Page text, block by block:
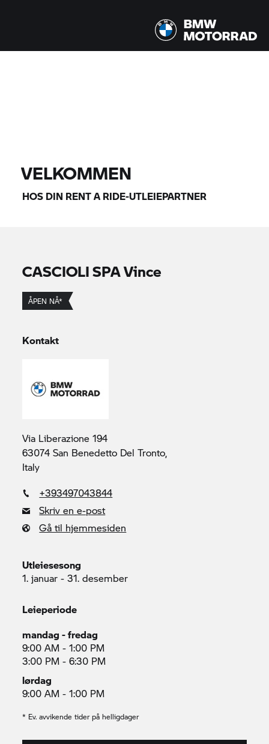
VELKOMMEN
HOS DIN RENT A RIDE-UTLEIEPARTNER
CASCIOLI SPA Vince
ÅPEN NÅ*
Kontakt
Via Liberazione 194
63074 San Benedetto Del Tronto,
Italy
+393497043844
Skriv en e-post
Gå til hjemmesiden
Utleiesesong
1. januar - 31. desember
Leieperiode
mandag - fredag
9:00 AM - 1:00 PM
3:00 PM - 6:30 PM
lørdag
9:00 AM - 1:00 PM
* Ev. avvikende tider på helligdager